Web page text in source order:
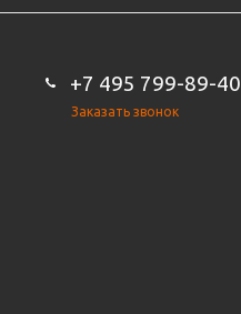
+7 495 799-89-40
Заказать звонок